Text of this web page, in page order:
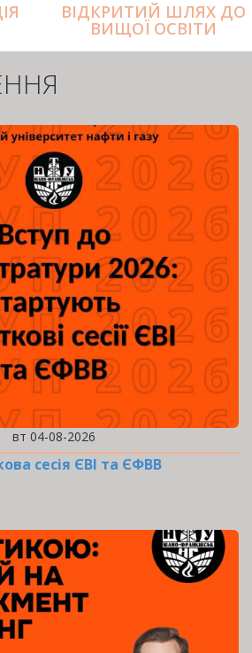
ВІДКРИТИЙ ШЛЯХ ДО
ВИЩОЇ ОСВІТИ
вт 04-08-2026
сесія ЄВІ та ЄФВВ